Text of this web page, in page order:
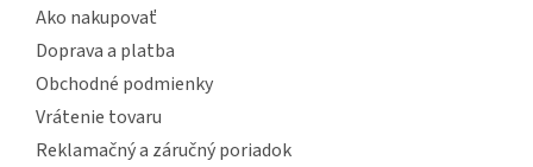
Ako nakupovať
Doprava a platba
Obchodné podmienky
Vrátenie tovaru
Reklamačný a záručný poriadok